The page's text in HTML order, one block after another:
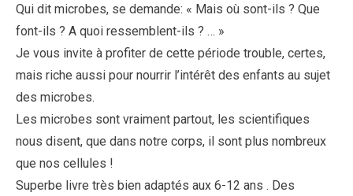
Qui dit microbes, se demande: « Mais où sont-ils ? Que
font-ils ? A quoi ressemblent-ils ? … »
Je vous invite à profiter de cette période trouble, certes,
mais riche aussi pour nourrir l’intérêt des enfants au sujet
des microbes.
Les microbes sont vraiment partout, les scientifiques
nous disent, que dans notre corps, il sont plus nombreux
que nos cellules !
Superbe livre très bien adaptés aux 6-12 ans . Des